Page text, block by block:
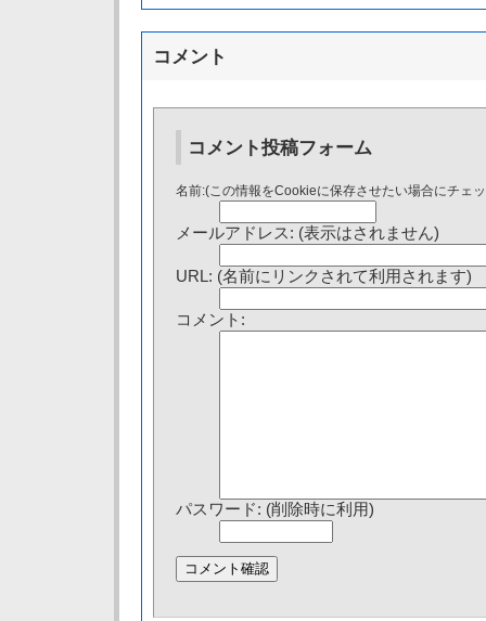
コメント
コメント投稿フォーム
名前:(この情報をCookieに保存させたい場合にチェ
メールアドレス: (表示はされません)
URL: (名前にリンクされて利用されます)
コメント:
パスワード: (削除時に利用)